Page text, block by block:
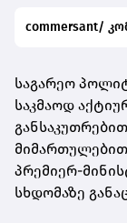
commersant/
საგარეო
საკმაოდ
პრემიერ-
სხდომაზე